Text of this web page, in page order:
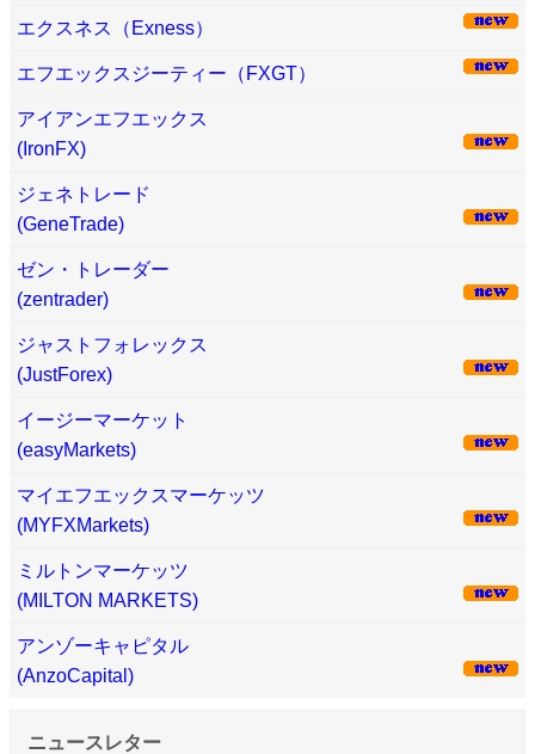
エクスネス（Exness）
エフエックスジーティー（FXGT）
アイアンエフエックス
(IronFX)
ジェネトレード
(GeneTrade)
ゼン・トレーダー
(zentrader)
ジャストフォレックス
(JustForex)
イージーマーケット
(easyMarkets)
マイエフエックスマーケッツ
(MYFXMarkets)
ミルトンマーケッツ
(MILTON MARKETS)
アンゾーキャピタル
(AnzoCapital)
ニュースレター